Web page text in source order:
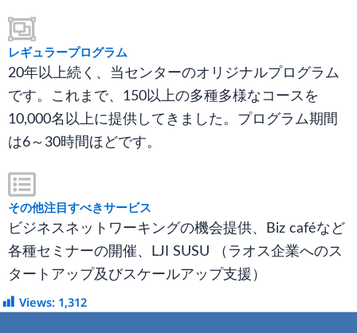
レギュラープログラム
20年以上続く、当センターのオリジナルプログラム
です。これまで、150以上の多種多様なコースを
10,000名以上に提供してきました。プログラム期間
は6～30時間ほどです。
その他注目すべきサービス
ビジネスネットワーキングの機会提供、Biz caféなど
各種セミナーの開催、LJI SUSU （ラオス企業へのス
タートアップ及びスケールアップ支援）
Views: 1,312